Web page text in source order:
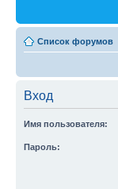
Список форумов
Вход
Имя пользователя:
Пароль: